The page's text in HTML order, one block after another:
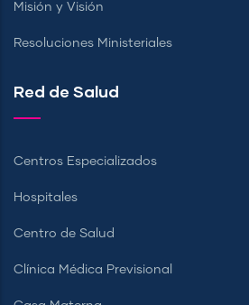
Misión y Visión
Resoluciones Ministeriales
Red de Salud
Centros Especializados
Hospitales
Centro de Salud
Clínica Médica Previsional